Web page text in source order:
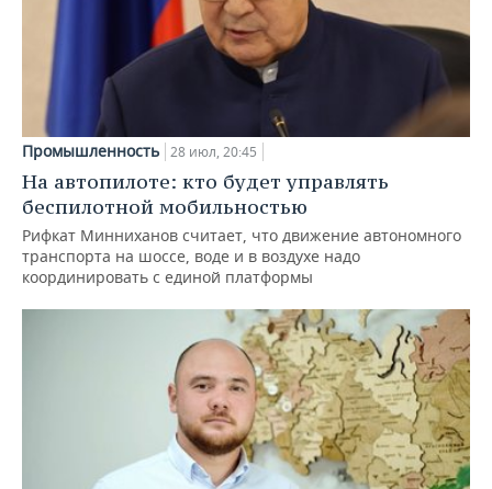
Промышленность 28 июл, 20:45
На автопилоте: кто будет управлять
беспилотной мобильностью
Рифкат Минниханов считает, что движение автономного
транспорта на шоссе, воде и в воздухе надо
координировать с единой платформы